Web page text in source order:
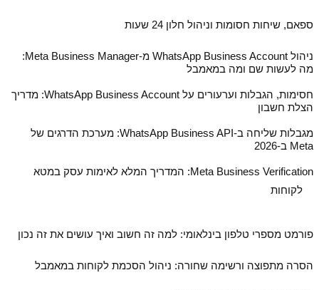
ספאם, שיחות חסומות וניהול חלון 24 שעות
ניהול WhatsApp Business Account מ‑Meta Business Manager:
מה לעשות שם ומה במאמבל
חסימות, הגבלות וערעורים על WhatsApp Business Account: מדריך
הצלת חשבון
מגבלות שליחה ב‑WhatsApp Business API: מערכת הדרגים של
Meta ב‑2026
Meta Business Verification: המדריך המלא לאימות עסק במטא
לקוחות
פורמט מספרי טלפון בינלאומי: למה זה חשוב ואיך עושים את זה נכון
הסרה מתפוצה ורשימה שחורה: ניהול הסכמת לקוחות במאמבל